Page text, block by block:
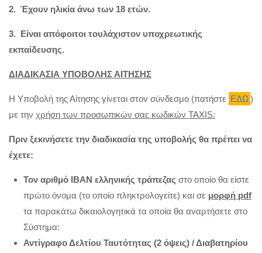
2. Έχουν ηλικία άνω των 18 ετών.
3. Είναι απόφοιτοι τουλάχιστον υποχρεωτικής
εκπαίδευσης.
ΔΙΑΔΙΚΑΣΙΑ ΥΠΟΒΟΛΗΣ ΑΙΤΗΣΗΣ
Η Υποβολή της Αίτησης γίνεται στον σύνδεσμο (πατήστε ΕΔΩ)
με την χρήση των προσωπικών σας κωδικών TAXIS:
Πριν ξεκινήσετε την διαδικασία της υποβολής θα πρέπει να
έχετε:
Τον αριθμό IBAN ελληνικής τράπεζας στο οποίο θα είστε
πρώτο όνομα (το οποίο πληκτρολογείτε) και σε μορφή pdf
τα παρακάτω δικαιολογητικά τα οποία θα αναρτήσετε στο
Σύστημα:
Αντίγραφο Δελτίου Ταυτότητας (2 όψεις) / Διαβατηρίου